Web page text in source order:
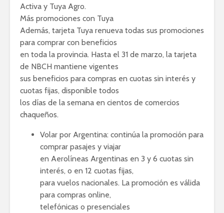
Activa y Tuya Agro.
Más promociones con Tuya
Además, tarjeta Tuya renueva todas sus promociones
para comprar con beneficios
en toda la provincia. Hasta el 31 de marzo, la tarjeta
de NBCH mantiene vigentes
sus beneficios para compras en cuotas sin interés y
cuotas fijas, disponible todos
los días de la semana en cientos de comercios
chaqueños.
Volar por Argentina: continúa la promoción para
comprar pasajes y viajar
en Aerolíneas Argentinas en 3 y 6 cuotas sin
interés, o en 12 cuotas fijas,
para vuelos nacionales. La promoción es válida
para compras online,
telefónicas o presenciales